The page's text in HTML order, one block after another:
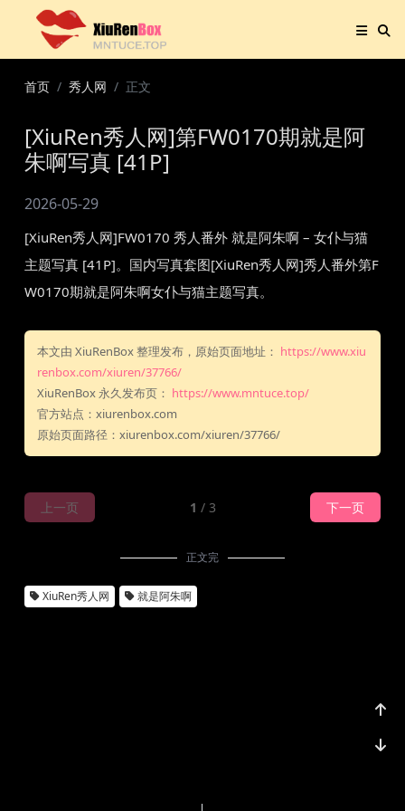
首页 秀人网 正文
[XiuRen秀人网]第FW0170期就是阿
朱啊写真 [41P]
2026-05-29
[XiuRen秀人网]FW0170 秀人番外 就是阿朱啊 – 女仆与猫
主题写真 [41P]。国内写真套图[XiuRen秀人网]秀人番外第F
W0170期就是阿朱啊女仆与猫主题写真。
本文由 XiuRenBox 整理发布，原始页面地址： https://www.xiu
renbox.com/xiuren/37766/
XiuRenBox 永久发布页： https://www.mntuce.top/
官方站点：xiurenbox.com
原始页面路径：xiurenbox.com/xiuren/37766/
上一页 1 / 3 下一页
正文完
XiuRen秀人网 就是阿朱啊